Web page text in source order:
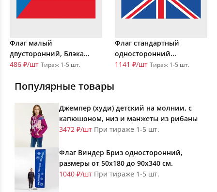
Флаг малый
двусторонний, Блэка...
486 ₽/шт Тираж 1-5 шт.
Флаг стандартный
односторонний...
1141 ₽/шт Тираж 1-5 шт.
Популярные товары
Джемпер (худи) детский на молнии, с
капюшоном, низ и манжеты из рибаны
3472 ₽/шт При тираже 1-5 шт.
Флаг Виндер Бриз односторонний,
размеры от 50х180 до 90х340 см.
1040 ₽/шт При тираже 1-5 шт.